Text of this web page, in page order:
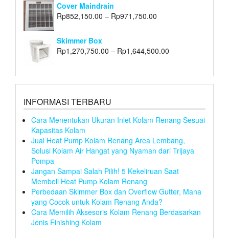
Cover Maindrain
Rp852,150.00 – Rp971,750.00
Skimmer Box
Rp1,270,750.00 – Rp1,644,500.00
INFORMASI TERBARU
Cara Menentukan Ukuran Inlet Kolam Renang Sesuai
Kapasitas Kolam
Jual Heat Pump Kolam Renang Area Lembang,
Solusi Kolam Air Hangat yang Nyaman dari Trijaya
Pompa
Jangan Sampai Salah Pilih! 5 Kekeliruan Saat
Membeli Heat Pump Kolam Renang
Perbedaan Skimmer Box dan Overflow Gutter, Mana
yang Cocok untuk Kolam Renang Anda?
Cara Memilih Aksesoris Kolam Renang Berdasarkan
Jenis Finishing Kolam